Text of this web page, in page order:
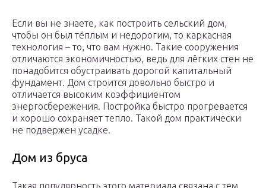
Если вы не знаете, как построить сельский дом,
чтобы он был тёплым и недорогим, то каркасная
технология – то, что вам нужно. Такие сооружения
отличаются экономичностью, ведь для лёгких стен не
понадобится обустраивать дорогой капитальный
фундамент. Дом строится довольно быстро и
отличается высоким коэффициентом
энергосбережения. Постройка быстро прогревается
и хорошо сохраняет тепло. Такой дом практически
не подвержен усадке.
Дом из бруса
Такая популярность этого материала связана с тем,